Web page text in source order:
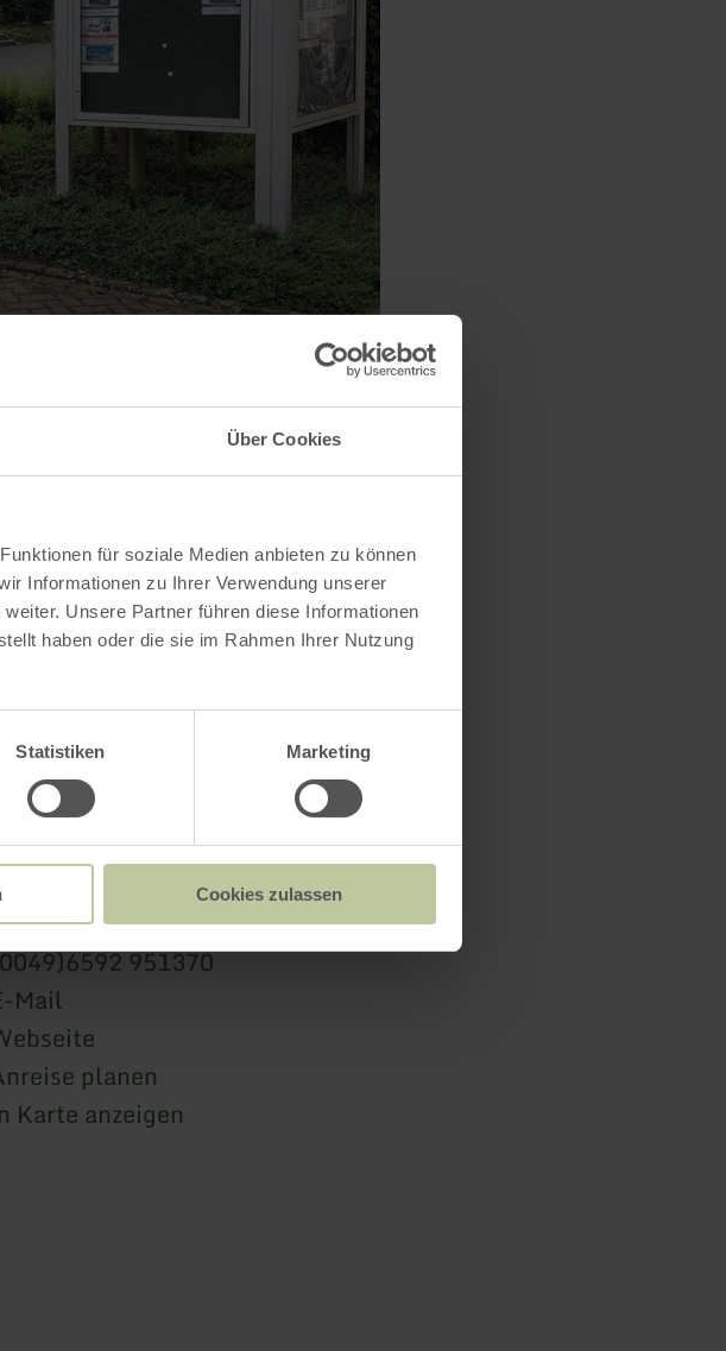
Über Cookies
für soziale Medien anbieten zu können
Informationen zu Ihrer Verwendung unserer
Unsere Partner führen diese Informationen
haben oder die sie im Rahmen Ihrer Nutzung
Statistiken Marketing
Cookies zulassen
E-Bike Ladesäule
2
Gillenfeld
951370
Mail
planen
Karte anzeigen